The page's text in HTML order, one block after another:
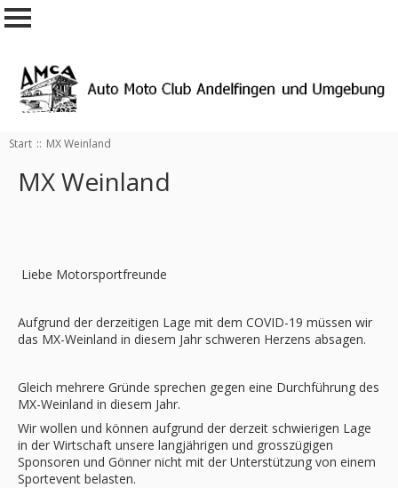
Start :: MX Weinland
MX Weinland
Liebe Motorsportfreunde
Aufgrund der derzeitigen Lage mit dem COVID-19 müssen wir
das MX-Weinland in diesem Jahr schweren Herzens absagen.
Gleich mehrere Gründe sprechen gegen eine Durchführung des
MX-Weinland in diesem Jahr.
Wir wollen und können aufgrund der derzeit schwierigen Lage
in der Wirtschaft unsere langjährigen und grosszügigen
Sponsoren und Gönner nicht mit der Unterstützung von einem
Sportevent belasten.